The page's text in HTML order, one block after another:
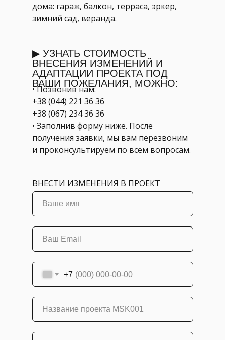
дома: гараж, балкон, терраса, эркер,
зимний сад, веранда.
• Позвонив нам:
+38 (044) 221 36 36
+38 (067) 234 36 36
• Заполнив форму ниже. После
получения заявки, мы вам перезвоним
и проконсультируем по всем вопросам.
▶ УЗНАТЬ СТОИМОСТЬ
ВНЕСЕНИЯ ИЗМЕНЕНИЙ И
АДАПТАЦИИ ПРОЕКТА ПОД
ВАШИ ПОЖЕЛАНИЯ, МОЖНО:
ВНЕСТИ ИЗМЕНЕНИЯ В ПРОЕКТ
Ваше имя
Ваш Email
+7
Название проекта MSK001